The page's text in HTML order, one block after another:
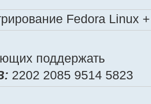
Fedora Linux
поддержать
2202 2085 9514 5823